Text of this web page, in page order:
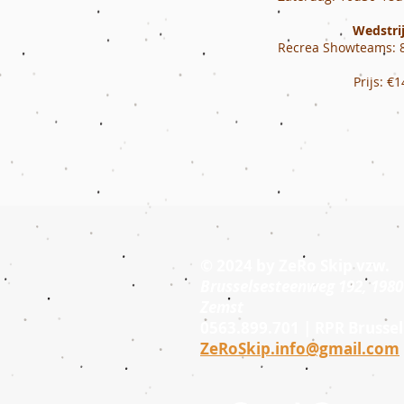
Recrea Showteams:
Prijs:
ZeRo Skip vzw
Brusselsesteenweg 192, 1980
Zemst
0563.899.701 | RPR Brussel
ZeRoSkip.info@gmail.com